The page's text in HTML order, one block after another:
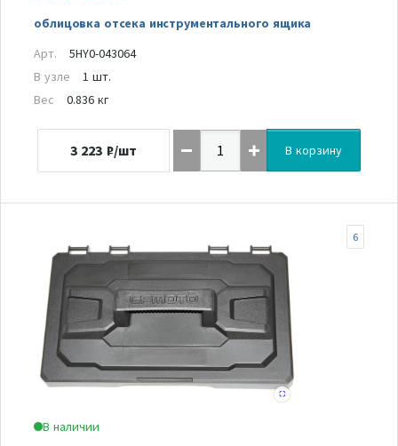
облицовка отсека инструментального ящика
Арт.
5HY0-043064
В узле
1 шт.
Вес
0.836 кг
3 223 ₽/шт В корзину
В наличии
6